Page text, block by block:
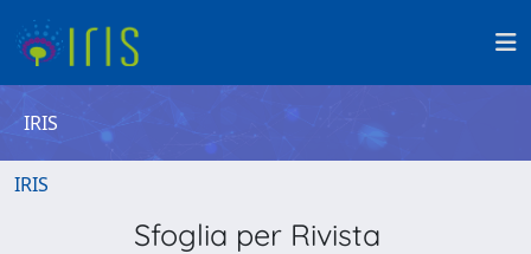
IRIS
IRIS
Sfoglia per Rivista